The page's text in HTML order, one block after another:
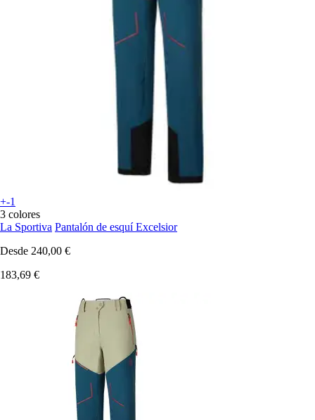
+-1
3 colores
La Sportiva Pantalón de esquí Excelsior
Desde 240,00 €
183,69 €